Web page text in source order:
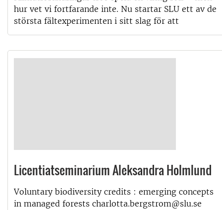
hur vet vi fortfarande inte. Nu startar SLU ett av de
största fältexperimenten i sitt slag för att
Licentiatseminarium Aleksandra Holmlund
Voluntary biodiversity credits : emerging concepts
in managed forests charlotta.bergstrom@slu.se